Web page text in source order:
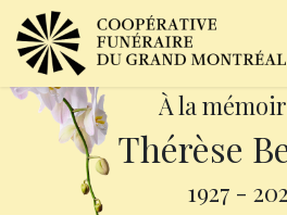
À la
Thérèse
1927 -